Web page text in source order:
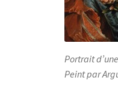
Portrait
Peint par